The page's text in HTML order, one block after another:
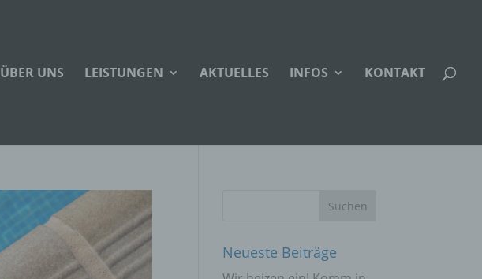
ÜBER UNS LEISTUNGEN AKTUELLES INFOS KONTAKT
Neueste Beiträge